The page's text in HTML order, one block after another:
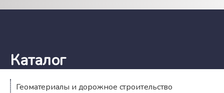
Каталог
Геоматериалы и дорожное строительство